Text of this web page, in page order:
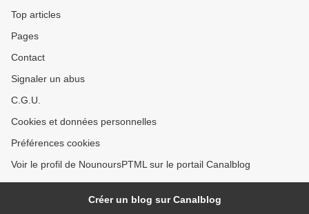
Top articles
Pages
Contact
Signaler un abus
C.G.U.
Cookies et données personnelles
Préférences cookies
Voir le profil de NounoursPTML sur le portail Canalblog
Créer un blog sur Canalblog